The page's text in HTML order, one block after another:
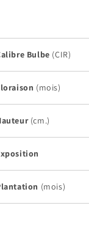
Bulbe (CIR)
(mois)
(cm.)
(mois)